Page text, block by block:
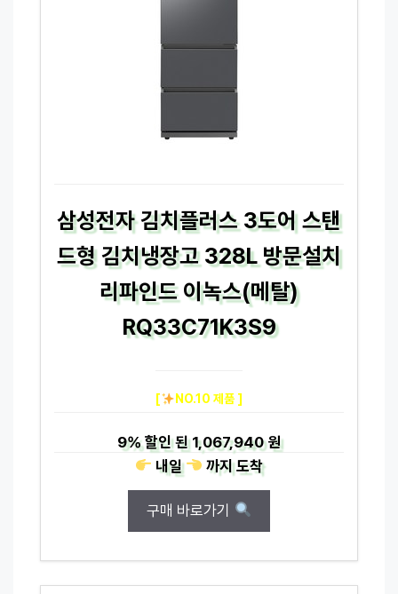
삼성전자 김치플러스 3도어 스탠
드형 김치냉장고 328L 방문설치
리파인드 이녹스(메탈)
RQ33C71K3S9
[ NO.10 제품 ]
9%할인 된1,067,940 원
내일
까지도착
구매 바로가기